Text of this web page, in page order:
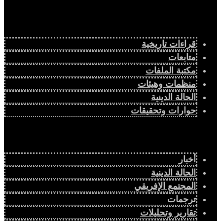
قراءات تاريخية
متابعات
مكتبة الملفات
منظمات وهيئات
الحالة الدينية
حوارات وتحقيقات
أخبار
الحالة الدينية
المجتمع الإفريقي
ترجمات
تقارير وتحليلات